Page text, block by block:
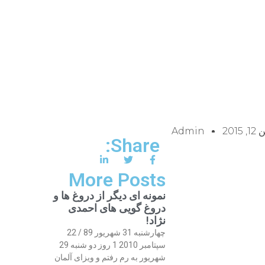
Admin
Share:
More Posts
نمونه ای دیگر از دروغ ها و
دروغ گویی های احمدی
نژاد!
چهارشنبه 31 شهریور 89 / 22
سپتامبر 2010 1 روز دو شنبه 29
شهریور به رم رفتم و ویزای آلمان